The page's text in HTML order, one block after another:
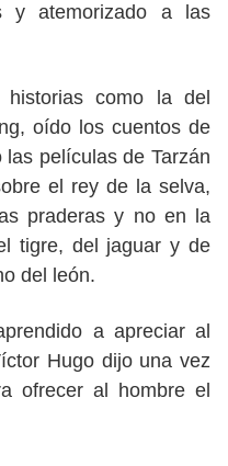
y atemorizado a las
como la del
oído los cuentos de
películas de Tarzán
el rey de la selva,
praderas y no en la
tigre, del jaguar y de
del león.
a apreciar al
Hugo dijo una vez
ofrecer al hombre el